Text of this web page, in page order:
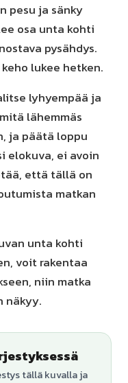
pesu ja sänky
osa unta kohti
pysähdys.
lukee hetken.
lyhyempää ja
lähemmäs
ja päätä loppu
elokuva, ei avoin
että tällä on
matkan
unta kohti
voit rakentaa
niin matka
näkyy.
tällä kuvalla ja